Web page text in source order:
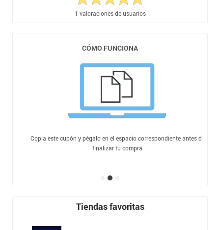
1 valoraciones de usuarios
CÓMO FUNCIONA
Copia este cupón y pégalo en el espacio correspondiente antes de
finalizar tu compra
Tiendas favoritas